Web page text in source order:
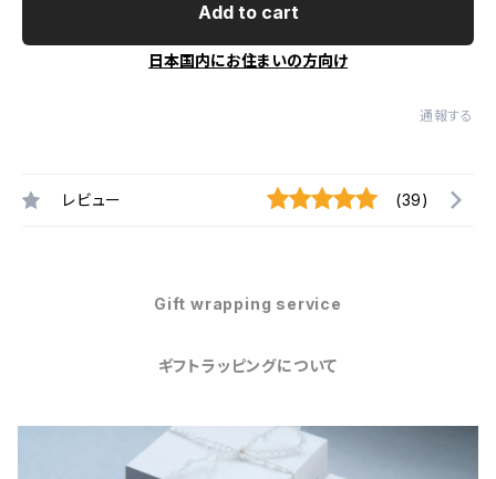
Add to cart
日本国内にお住まいの方向け
通報する
レビュー (39)
Gift wrapping service
ギフトラッピングについて